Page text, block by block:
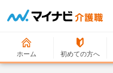
ホーム 初めての方へ